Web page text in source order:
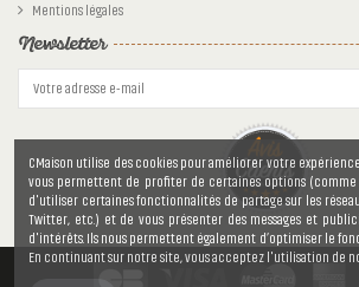
Mentions légales
Newsletter
CMaison utilise des cookies pour améliorer votre
vous permettent de profiter de certaines options
d'utiliser certaines fonctionnalités de partage sur les
Twitter, etc.) et de vous présenter des messages et
d'intérêts. Ils nous permettent également d’optimiser le
En continuant sur notre site, vous acceptez l'utilisation de